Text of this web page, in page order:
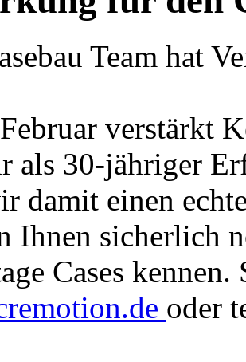
Team hat
verstärkt
als 30-jähriger
damit einen
Ihnen sicherlich
Cases
oder